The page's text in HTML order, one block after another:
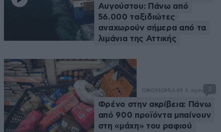
Αυγούστου: Πάνω από
56.000 ταξιδιώτες
αναχωρούν σήμερα από τα
λιμάνια της Αττικής
ΟΙΚΟΝΟΜΙΑ49 λ. πριν 3
Φρένο στην ακρίβεια: Πάνω
από 900 προϊόντα μπαίνουν
στη «μάχη» του ραφιού